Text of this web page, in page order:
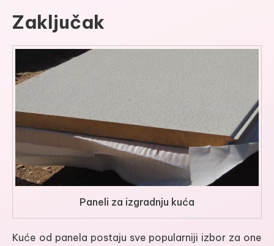
Zaključak
Paneli za izgradnju kuća
Kuće od panela postaju sve popularniji izbor za one